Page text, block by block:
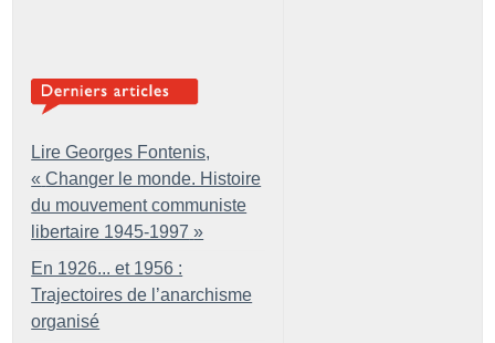
Lire Georges Fontenis,
« Changer le monde. Histoire
du mouvement communiste
libertaire 1945-1997 »
En 1926... et 1956 :
Trajectoires de l’anarchisme
organisé